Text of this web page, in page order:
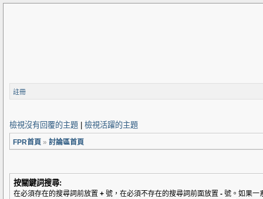
註冊
檢視沒有回覆的主題 檢視活躍的主題
FPR首頁 » 討論區首頁
按關鍵詞搜尋:
在必須存在的搜尋詞前放置 + 號，在必須不存在的搜尋詞前面放置 - 號。如果一